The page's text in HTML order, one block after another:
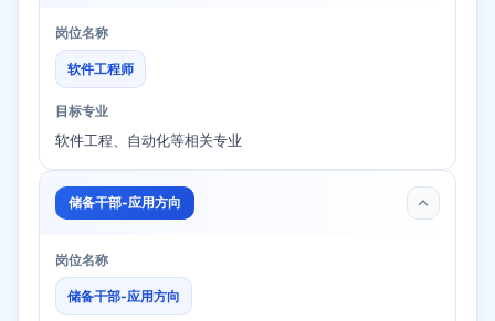
岗位名称
软件工程师
目标专业
软件工程、自动化等相关专业
储备干部-应用方向
岗位名称
储备干部-应用方向